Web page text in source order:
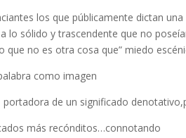
los que públicamente dictan
lo sólido y trascendente que no
que no es otra cosa que” miedo
como imagen
de un significado
más recónditos…connotando